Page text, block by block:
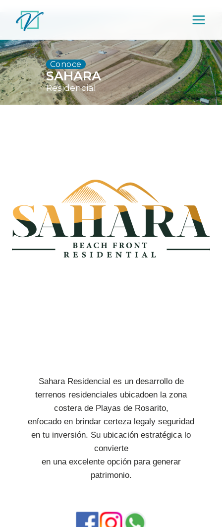
contenido
Conoce
SAHARA
Residencial
Sahara Residencial es un desarrollo de
terrenos residenciales ubicadoen la zona
costera de Playas de Rosarito,
enfocado en brindar certeza legaly seguridad
en tu inversión. Su ubicación estratégica lo
convierte
en una excelente opción para generar
patrimonio.